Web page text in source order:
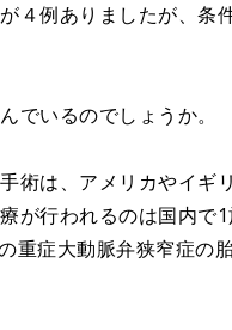
４例ありましたが、条
いるのでしょうか。
術は、アメリカやイギ
が行われるのは国内で
重症大動脈弁狭窄症の